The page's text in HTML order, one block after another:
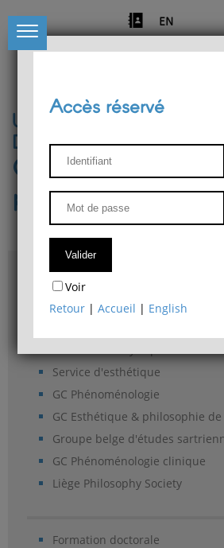
EN
Université de Liège
Département de
Centre de
phénoménologiques
Accès & plans
Bibliothèque du Département
Service d'esthétique
GC Phénoménologie
GC Esthétique & philosophie
Groupe belge d'études
GC Phénoménologie clinique
Liège Philosophy Society
Formation doctorale
Accès réservé
Voir
Retour |Accueil | English